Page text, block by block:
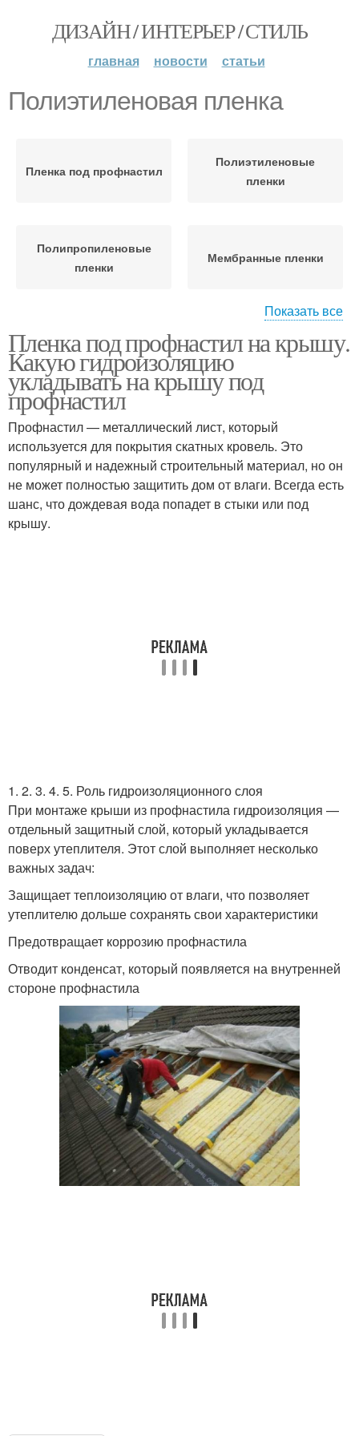
ДИЗАЙН / ИНТЕРЬЕР / СТИЛЬ
главная новости статьи
Полиэтиленовая пленка
Пленка под профнастил
Полиэтиленовые
пленки
Полипропиленовые
пленки
Мембранные пленки
пленка
Показать все
Пленка под профнастил на крышу.
Какую гидроизоляцию
укладывать на крышу под
профнастил
Профнастил — металлический лист, который
используется для покрытия скатных кровель. Это
популярный и надежный строительный материал, но он
не может полностью защитить дом от влаги. Всегда есть
шанс, что дождевая вода попадет в стыки или под
крышу.
1. 2. 3. 4. 5. Роль гидроизоляционного слоя
При монтаже крыши из профнастила гидроизоляция —
отдельный защитный слой, который укладывается
поверх утеплителя. Этот слой выполняет несколько
важных задач:
Защищает теплоизоляцию от влаги, что позволяет
утеплителю дольше сохранять свои характеристики
Предотвращает коррозию профнастила
Отводит конденсат, который появляется на внутренней
стороне профнастила